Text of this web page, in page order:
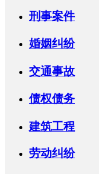
刑事案件
婚姻纠纷
交通事故
债权债务
建筑工程
劳动纠纷